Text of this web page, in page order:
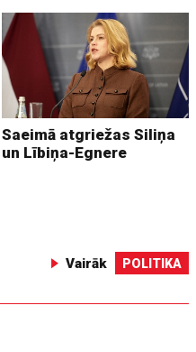
Saeimā atgriežas Siliņa
un Lībiņa-Egnere
Vairāk POLITIKA